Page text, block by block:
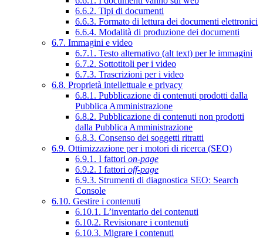
6.6.2. Tipi di documenti
6.6.3. Formato di lettura dei documenti elettronici
6.6.4. Modalità di produzione dei documenti
6.7. Immagini e video
6.7.1. Testo alternativo (alt text) per le immagini
6.7.2. Sottotitoli per i video
6.7.3. Trascrizioni per i video
6.8. Proprietà intellettuale e privacy
6.8.1. Pubblicazione di contenuti prodotti dalla
Pubblica Amministrazione
6.8.2. Pubblicazione di contenuti non prodotti
dalla Pubblica Amministrazione
6.8.3. Consenso dei soggetti ritratti
6.9. Ottimizzazione per i motori di ricerca (SEO)
6.9.1. I fattori on-page
6.9.2. I fattori off-page
6.9.3. Strumenti di diagnostica SEO: Search
Console
6.10. Gestire i contenuti
6.10.1. L’inventario dei contenuti
6.10.2. Revisionare i contenuti
6.10.3. Migrare i contenuti